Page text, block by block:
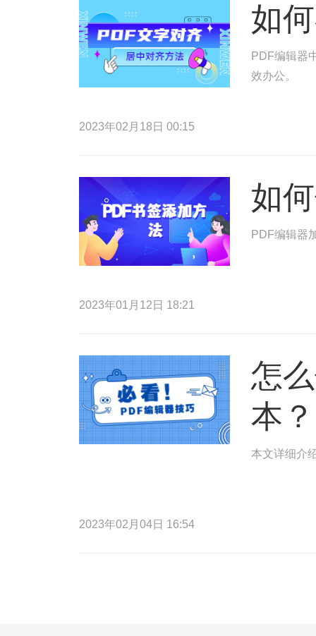
如
PDF编辑器
效办公。
2023年02月18日 00:15
如
PDF编辑器
2023年01月12日 18:21
怎
本？
本文详细介
2023年02月04日 16:54